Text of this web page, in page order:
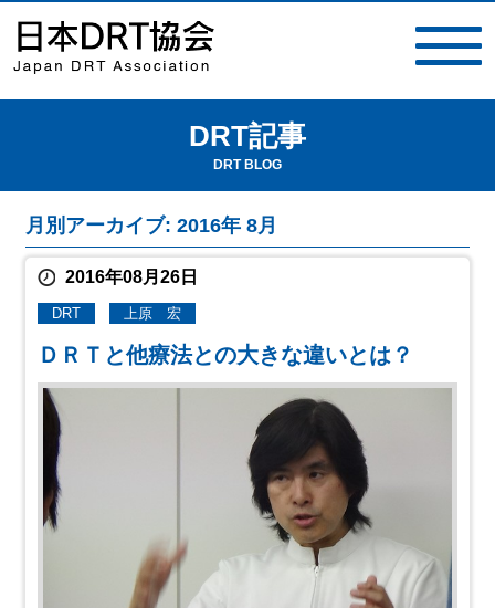
DRT記事
DRT BLOG
月別アーカイブ: 2016年 8月
2016年08月26日
DRT 上原 宏
ＤＲＴと他療法との大きな違いとは？